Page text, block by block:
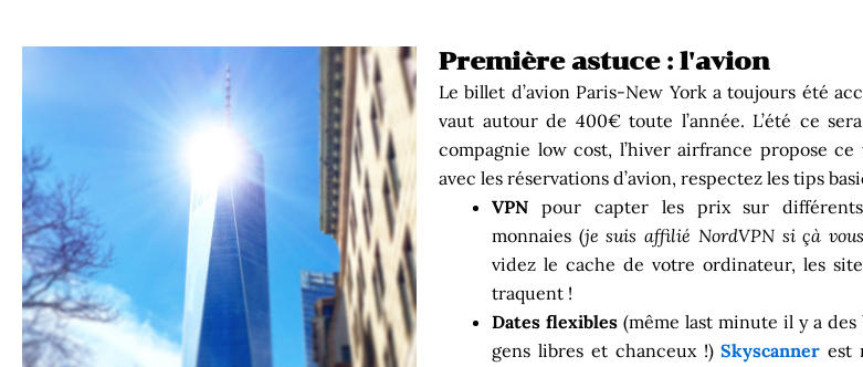
Première astuce : l'avion
Le billet d’avion Paris-New York a toujours été
vaut autour de 400€ toute l’année. L’été ce
compagnie low cost, l’hiver airfrance propose
avec les réservations d’avion, respectez les tips
VPN pour capter les prix sur
monnaies (je suis affilié NordVPN si çà
videz le cache de votre ordinateur, les
traquent !
Dates flexibles (même last minute il y a
gens libres et chanceux !)Skyscanner est